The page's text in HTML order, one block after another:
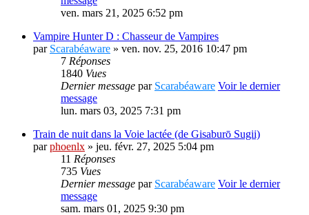
ven. mars 21, 2025 6:52 pm
Vampire Hunter D : Chasseur de Vampires
par Scarabéaware » ven. nov. 25, 2016 10:47 pm
7 Réponses
1840 Vues
Dernier message par Scarabéaware Voir le dernier
message
lun. mars 03, 2025 7:31 pm
Train de nuit dans la Voie lactée (de Gisaburō Sugii)
parphoenlx » jeu. févr. 27, 2025 5:04 pm
11 Réponses
735 Vues
Dernier message par Scarabéaware Voir le dernier
message
sam. mars 01, 2025 9:30 pm